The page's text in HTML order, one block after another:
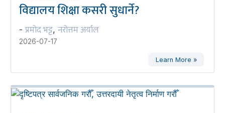
विद्यालय शिक्षा कसरी सुधार्ने?
- प्रमोद भट्ट, नरोत्तम अर्याल
2026-07-17
Learn More »